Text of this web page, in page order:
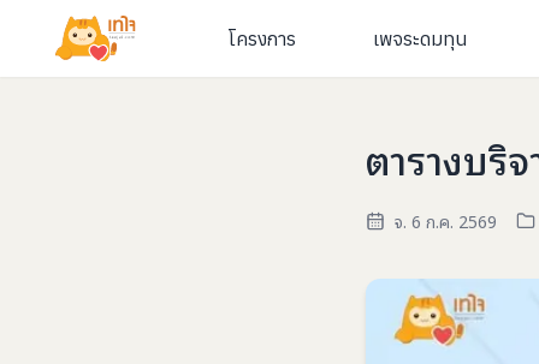
โครงการ เพจระดมทุน
ตารางบริ
จ. 6 ก.ค. 2569